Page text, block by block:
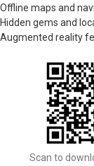
Offline maps and
Hidden gems and
Augmented reality
Scan to